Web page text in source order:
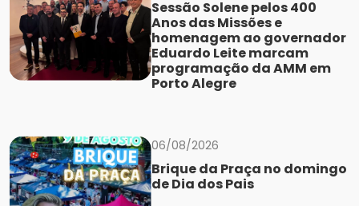
Sessão Solene pelos 400
Anos das Missões e
homenagem ao governador
Eduardo Leite marcam
programação da AMM em
Porto Alegre
06/08/2026
Brique da Praça no domingo
de Dia dos Pais